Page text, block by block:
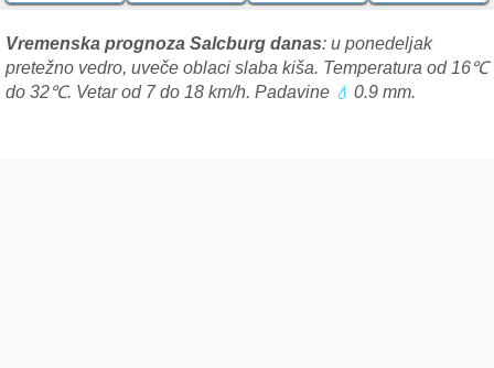
Vremenska prognoza Salcburg danas: u ponedeljak
pretežno vedro, uveče oblaci slaba kiša. Temperatura od 16℃
do 32℃. Vetar od 7 do 18 km/h. Padavine 💧 0.9 mm.